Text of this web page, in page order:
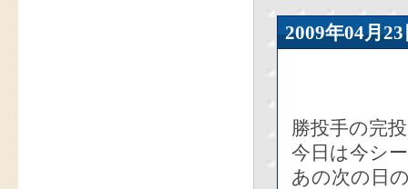
2009年04
勝投手の完
今日は今シ
あの次の日